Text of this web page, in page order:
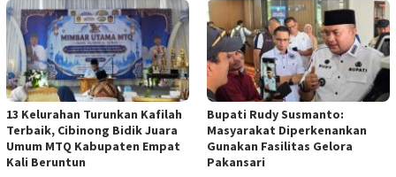
13 Kelurahan Turunkan Kafilah
Terbaik, Cibinong Bidik Juara
Umum MTQ Kabupaten Empat
Kali Beruntun
Bupati Rudy Susmanto:
Masyarakat Diperkenankan
Gunakan Fasilitas Gelora
Pakansari